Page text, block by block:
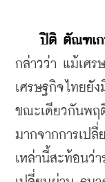
ปิติ ตัณฑเ
กล่าวว่า แม้เศร
เศรษฐกิจไทยยั
ขณะเดียวกันพฤ
มากจากการเป
เหล่านี้สะท้อนว่า